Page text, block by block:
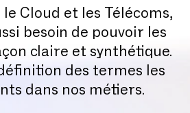
Cloud et les Télécoms,
besoin de pouvoir les
claire et synthétique.
des termes les
dans nos métiers.